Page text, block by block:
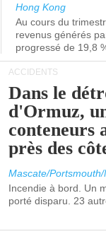
Hong Kong
Au cours du
revenus générés
progressé de 19,8
ACCIDENTS
Dans le
d'Ormuz,
conteneurs
près des
Mascate/
Incendie à bord. Un
porté disparu. 23